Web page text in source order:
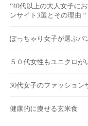
“40代以上の大人女子に
ンサイト3選とその理由 “
ぽっちゃり女子が選ぶパ
５０代女性もユニクロが
30代女子のファッション
健康的に痩せる玄米食